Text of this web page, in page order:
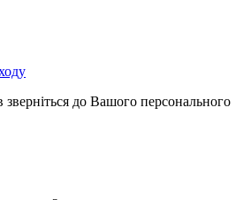
зверніться до Вашого персонального